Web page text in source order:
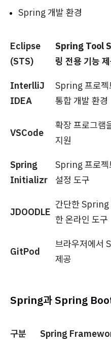
Spring 개발 환경
Eclipse
(STS)
Spring Tool
링 전용 기능
InterlliJ
IDEA
Spring 프로젝
통합 개발 환경
VSCode
확장 프로그램
지원
Spring
Initializr
Spring 프로젝
설정 도구
JDOODLE
간단한 Spring
한 온라인 도구
GitPod
브라우저에서
제공
Spring과 Spring
구분 Spring